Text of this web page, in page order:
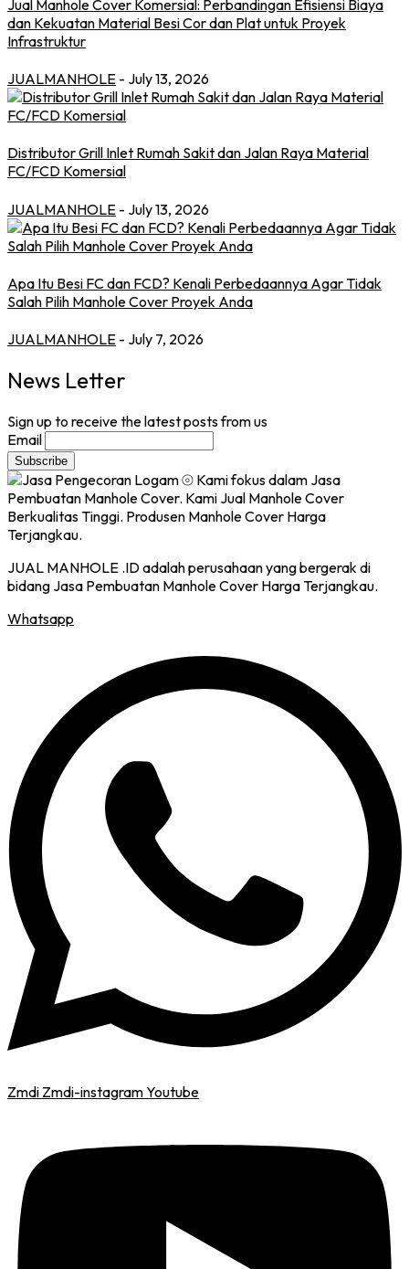
Jual Manhole Cover Komersial: Perbandingan Efisiensi Biaya
dan Kekuatan Material Besi Cor dan Plat untuk Proyek
Infrastruktur
JUALMANHOLE - July 13, 2026
Distributor Grill Inlet Rumah Sakit dan Jalan Raya Material
FC/FCD Komersial
JUALMANHOLE - July 13, 2026
Apa Itu Besi FC dan FCD? Kenali Perbedaannya Agar Tidak
Salah Pilih Manhole Cover Proyek Anda
JUALMANHOLE - July 7, 2026
News Letter
Sign up to receive the latest posts from us
Email
JUAL MANHOLE .ID adalah perusahaan yang bergerak di
bidang Jasa Pembuatan Manhole Cover Harga Terjangkau.
Whatsapp
Zmdi Zmdi-instagramYoutube